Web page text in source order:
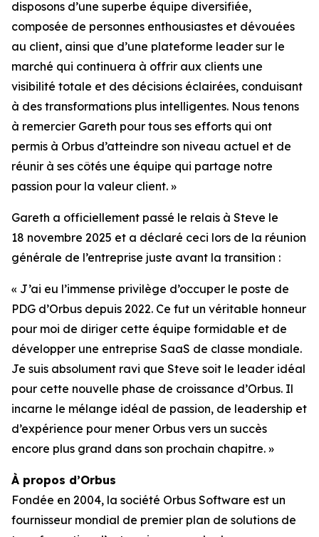
disposons d’une superbe équipe diversifiée,
composée de personnes enthousiastes et dévouées
au client, ainsi que d’une plateforme leader sur le
marché qui continuera à offrir aux clients une
visibilité totale et des décisions éclairées, conduisant
à des transformations plus intelligentes. Nous tenons
à remercier Gareth pour tous ses efforts qui ont
permis à Orbus d’atteindre son niveau actuel et de
réunir à ses côtés une équipe qui partage notre
passion pour la valeur client. »
Gareth a officiellement passé le relais à Steve le
18 novembre 2025 et a déclaré ceci lors de la réunion
générale de l’entreprise juste avant la transition :
« J’ai eu l’immense privilège d’occuper le poste de
PDG d’Orbus depuis 2022. Ce fut un véritable honneur
pour moi de diriger cette équipe formidable et de
développer une entreprise SaaS de classe mondiale.
Je suis absolument ravi que Steve soit le leader idéal
pour cette nouvelle phase de croissance d’Orbus. Il
incarne le mélange idéal de passion, de leadership et
d’expérience pour mener Orbus vers un succès
encore plus grand dans son prochain chapitre. »
À propos d’Orbus
Fondée en 2004, la société Orbus Software est un
fournisseur mondial de premier plan de solutions de